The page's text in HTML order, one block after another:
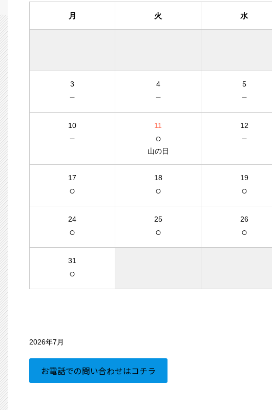
月 火 水
3
－
4
－
5
－
10
－
11
○
山の日
12
－
17
○
18
○
19
○
24
○
25
○
26
○
31
○
2026年7月
お電話での問い合わせはコチラ